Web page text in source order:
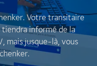
Votre transitaire
informé de la
mais jusque-là, vous